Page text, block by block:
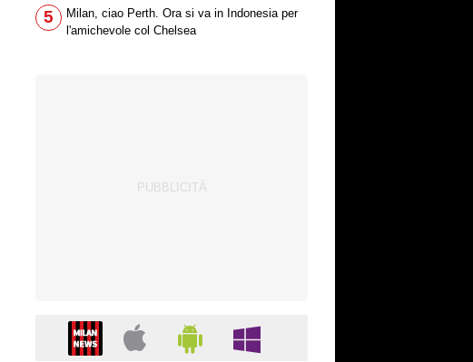
5
Milan, ciao Perth. Ora si va in Indonesia per
l'amichevole col Chelsea